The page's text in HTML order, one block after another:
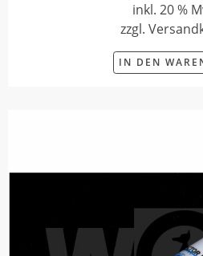
inkl. 20 %
zzgl.
IN DEN